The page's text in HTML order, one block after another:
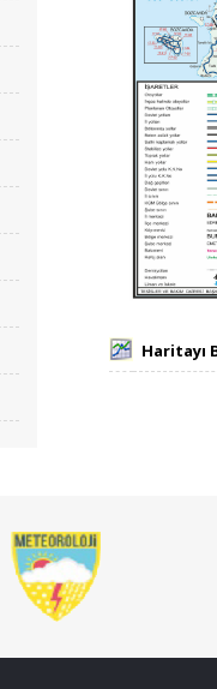
Haritayı